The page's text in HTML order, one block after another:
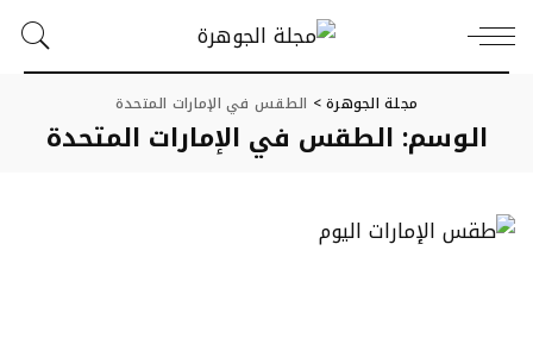
مجلة الجوهرة> الطقس في الإمارات المتحدة
الوسم: الطقس في الإمارات المتحدة